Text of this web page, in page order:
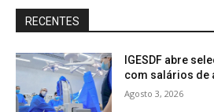
RECENTES
IGESDF abre
com salários de
Agosto 3, 2026